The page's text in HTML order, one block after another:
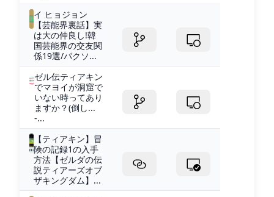
イ ヒョジョン
【芸能界裏話】実
は大の仲良し!韓
国芸能界の交友関
係19選/パクソ...
ゼル伝ティアキン
でマヨイが洞窟で
いない時ってあり
ますか？(倒し...
-...
【ティアキン】冒
険の記録1の入手
方法【ゼルダの伝
説ティアーズオブ
ザキングダム】...